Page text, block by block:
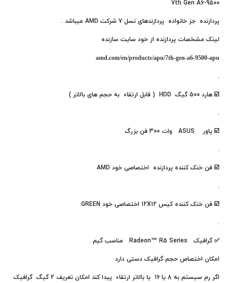
7th Gen A6-9500
پردازنده جز خانواده پردازندهای نسل 7 شرکت AMD میباشد .
لینک مشخصات پردازنده از خود سایت سازنده
amd.com/en/products/apu/7th-gen-a6-9500-apu
.
☑️ هارد 500 گیگ ( قابل ارتقاء به حجم های بالاتر )
.
☑️ پاور ASUS وات 300 فن بزرگ
.
☑️ فن خنک کننده پردازنده اختصاصی خود AMD
.
☑️ فن خنک کننده کیس 12X12 اختصاصی خود GREEN
.
✅گرافیک Radeon™ R5 Series مناسب گیم .
امکان اختصاص حجم گرافیک دستی دارد
اگر رم سیستم به 8 یا 16 یا بالاتر ارتقاء پیدا کند امکان تعریف 2 گیگ گرافیک